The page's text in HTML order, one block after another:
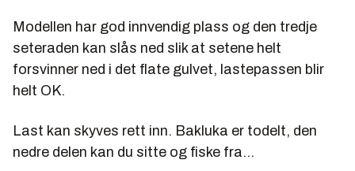
Modellen har god innvendig plass og den tredje
seteraden kan slås ned slik at setene helt
forsvinner ned i det flate gulvet, lastepassen blir
helt OK.
Last kan skyves rett inn. Bakluka er todelt, den
nedre delen kan du sitte og fiske fra...